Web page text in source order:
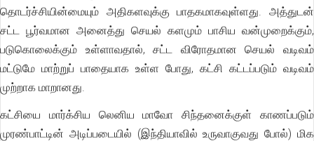
தொடர்ச்சியின்மையும் அதிகளவுக்கு பாதகமாகவுள்ளது. அத்துடன்
சட்ட பூர்வமான அனைத்து செயல் களமும் பாசிய வன்முறைக்கும்,
படுகொலைக்கும் உள்ளாவதால், சட்ட விரோதமான செயல் வடிவம்
மட்டுமே மாற்றுப் பாதையாக உள்ள போது, கட்சி கட்டப்படும் வடிவம்
முற்றாக மாறானது.
கட்சியை மார்க்சிய லெனிய மாவோ சிந்தனைக்குள் காணப்படும்
முரண்பாட்டின் அடிப்படையில் (இந்தியாவில் உருவாகுவது போல்) மிக